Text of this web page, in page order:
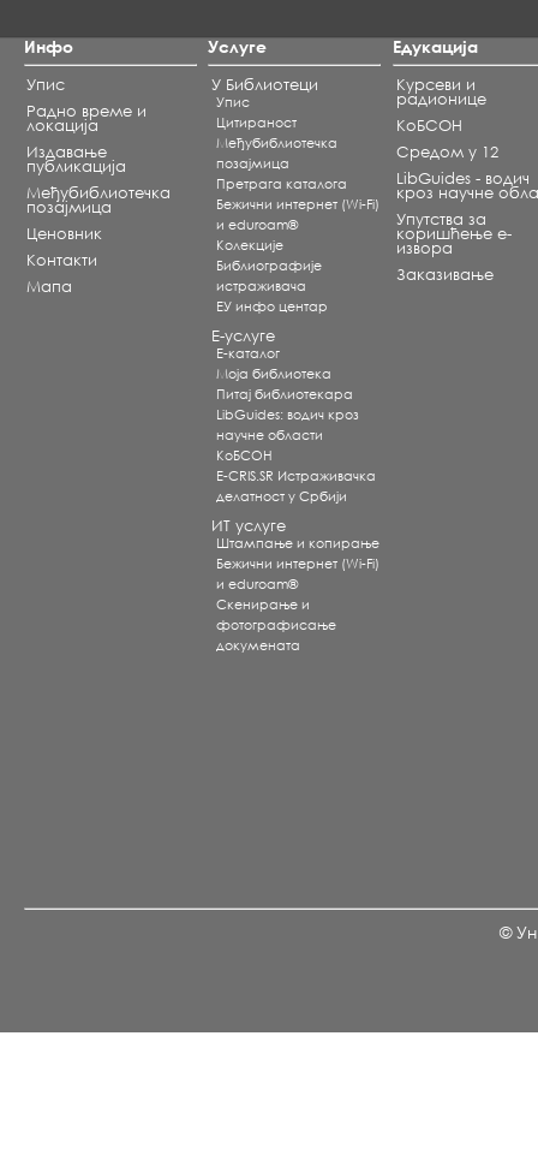
Инфо
Упис
Радно време и
локација
Издавање
публикација
Међубиблиотечка
позајмица
Ценовник
Контакти
Мапа
Услуге
У Библиотеци
Упис
Цитираност
Међубиблиотечка
позајмица
Претрага каталога
Бежични интернет (Wi-Fi)
и eduroam®
Koлекције
Библиографије
истраживача
ЕУ инфо центар
Е-услуге
Е-каталог
Моја библиотека
Питај библиотекара
LibGuides: водич кроз
научне области
КоБСОН
E-CRIS.SR Истраживачка
делатност у Србији
ИТ услуге
Штампање и копирање
Бежични интернет (Wi-Fi)
и eduroam®
Скенирање и
фотографисање
докумената
Едукација
Курсеви и
радионице
КоБСОН
Средом у 12
LibGuides - водич
кроз научне
Упутства за
коришћење е-
извора
Заказивање
©